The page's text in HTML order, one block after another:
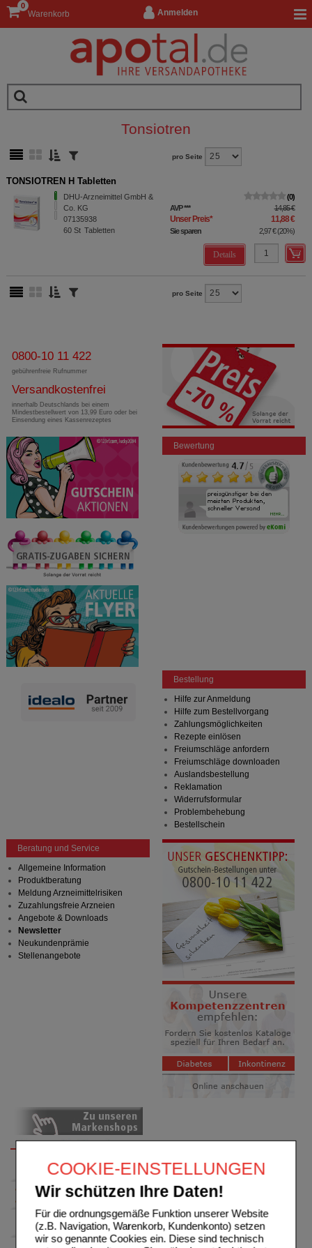
COOKIE-EINSTELLUNGEN
Wir schützen Ihre Daten!
Für die ordnungsgemäße Funktion unserer Website
(z.B. Navigation, Warenkorb, Kundenkonto) setzen
wir so genannte Cookies ein. Diese sind technisch
Anmelden
Warenkorb
0
Tonsiotren
pro Seite
TONSIOTREN H Tabletten
DHU-Arzneimittel GmbH &
Co. KG
07135938
60 St Tabletten
0
AVP*** 14,85 €
Unser Preis* 11,88 €
Sie sparen 2,97 €(20%)
Details
pro Seite
0800-10 11 422
gebührenfreie Rufnummer
Versandkostenfrei
innerhalb Deutschlands bei einem
Mindestbestellwert von 13,99 Euro oder bei
Einsendung eines Kassenrezeptes
Bewertung
Bestellung
Hilfe zur Anmeldung
Hilfe zum Bestellvorgang
Zahlungsmöglichkeiten
Rezepte einlösen
Freiumschläge anfordern
Freiumschläge downloaden
Auslandsbestellung
Reklamation
Widerrufsformular
Problembehebung
Bestellschein
Beratung und Service
Allgemeine Information
Produktberatung
Meldung Arzneimittelrisiken
Zuzahlungsfreie Arzneien
Angebote & Downloads
Newsletter
Neukundenprämie
Stellenangebote